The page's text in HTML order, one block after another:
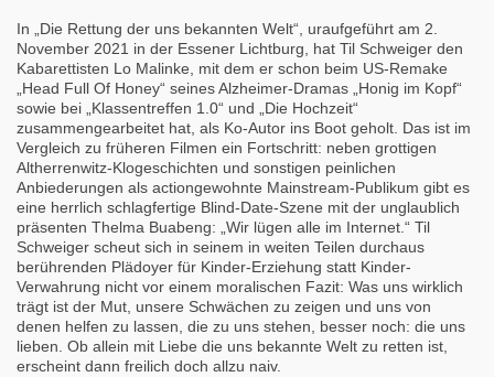
In „Die Rettung der uns bekannten Welt“, uraufgeführt am 2.
November 2021 in der Essener Lichtburg, hat Til Schweiger den
Kabarettisten Lo Malinke, mit dem er schon beim US-Remake
„Head Full Of Honey“ seines Alzheimer-Dramas „Honig im Kopf“
sowie bei „Klassentreffen 1.0“ und „Die Hochzeit“
zusammengearbeitet hat, als Ko-Autor ins Boot geholt. Das ist im
Vergleich zu früheren Filmen ein Fortschritt: neben grottigen
Altherrenwitz-Klogeschichten und sonstigen peinlichen
Anbiederungen als actiongewohnte Mainstream-Publikum gibt es
eine herrlich schlagfertige Blind-Date-Szene mit der unglaublich
präsenten Thelma Buabeng: „Wir lügen alle im Internet.“ Til
Schweiger scheut sich in seinem in weiten Teilen durchaus
berührenden Plädoyer für Kinder-Erziehung statt Kinder-
Verwahrung nicht vor einem moralischen Fazit: Was uns wirklich
trägt ist der Mut, unsere Schwächen zu zeigen und uns von
denen helfen zu lassen, die zu uns stehen, besser noch: die uns
lieben. Ob allein mit Liebe die uns bekannte Welt zu retten ist,
erscheint dann freilich doch allzu naiv.